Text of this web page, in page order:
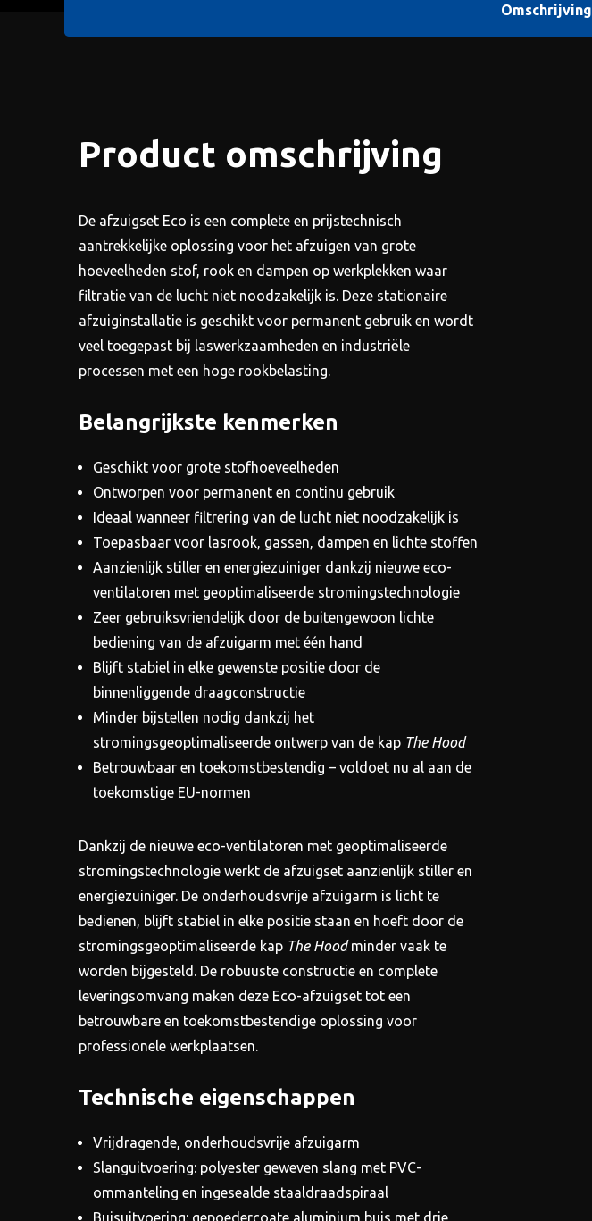
Omschrijving
Product omschrijving
De afzuigset Eco is een complete en prijstechnisch
aantrekkelijke oplossing voor het afzuigen van grote
hoeveelheden stof, rook en dampen op werkplekken waar
filtratie van de lucht niet noodzakelijk is. Deze stationaire
afzuiginstallatie is geschikt voor permanent gebruik en wordt
veel toegepast bij laswerkzaamheden en industriële
processen met een hoge rookbelasting.
Belangrijkste kenmerken
Geschikt voor grote stofhoeveelheden
Ontworpen voor permanent en continu gebruik
Ideaal wanneer filtrering van de lucht niet noodzakelijk is
Toepasbaar voor lasrook, gassen, dampen en lichte stoffen
Aanzienlijk stiller en energiezuiniger dankzij nieuwe eco-
ventilatoren met geoptimaliseerde stromingstechnologie
Zeer gebruiksvriendelijk door de buitengewoon lichte
bediening van de afzuigarm met één hand
Blijft stabiel in elke gewenste positie door de
binnenliggende draagconstructie
Minder bijstellen nodig dankzij het
stromingsgeoptimaliseerde ontwerp van de kap The Hood
Betrouwbaar en toekomstbestendig – voldoet nu al aan de
toekomstige EU-normen
Dankzij de nieuwe eco-ventilatoren met geoptimaliseerde
stromingstechnologie werkt de afzuigset aanzienlijk stiller en
energiezuiniger. De onderhoudsvrije afzuigarm is licht te
bedienen, blijft stabiel in elke positie staan en hoeft door de
stromingsgeoptimaliseerde kap The Hoodminder vaak te
worden bijgesteld. De robuuste constructie en complete
leveringsomvang maken deze Eco-afzuigset tot een
betrouwbare en toekomstbestendige oplossing voor
professionele werkplaatsen.
Technische eigenschappen
Vrijdragende, onderhoudsvrije afzuigarm
Slanguitvoering: polyester geweven slang met PVC-
ommanteling en ingesealde staaldraadspiraal
Buisuitvoering: gepoedercoate aluminium buis met drie